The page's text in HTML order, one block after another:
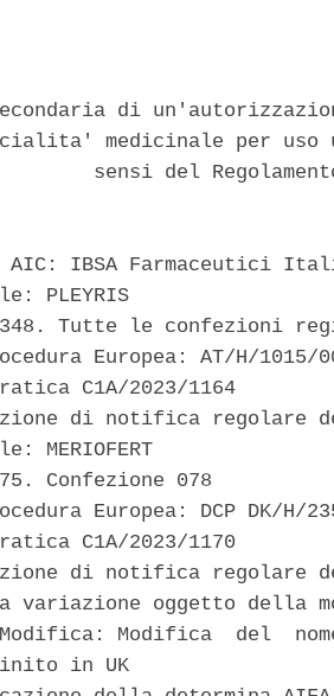
di
medicinale per uso
sensi del
AIC: IBSA Farmaceutici
PLEYRIS
Tutte le confezioni
Europea: AT/H/1015/
C1A/2023/1164
di notifica regolare
MERIOFERT
Confezione 078
Europea: DCP DK/H/
C1A/2023/1170
di notifica regolare
variazione oggetto della
Modifica  del
in UK